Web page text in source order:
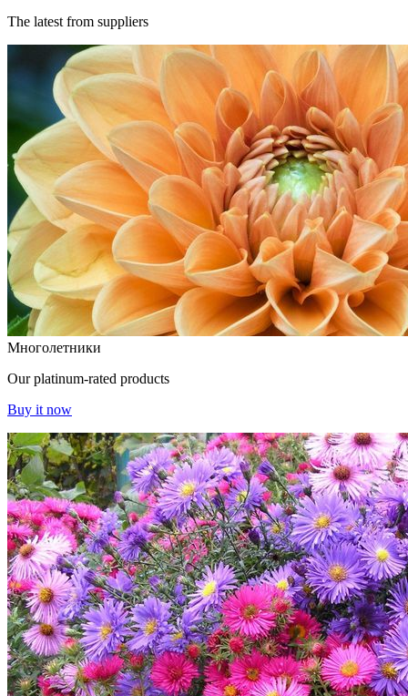
The latest from suppliers
Многолетники
Our platinum-rated products
Buy it now